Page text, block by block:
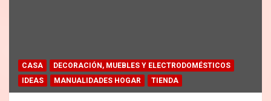
CASA
DECORACIÓN, MUEBLES Y ELECTRODOMÉSTICOS
IDEAS
MANUALIDADES HOGAR TIENDA